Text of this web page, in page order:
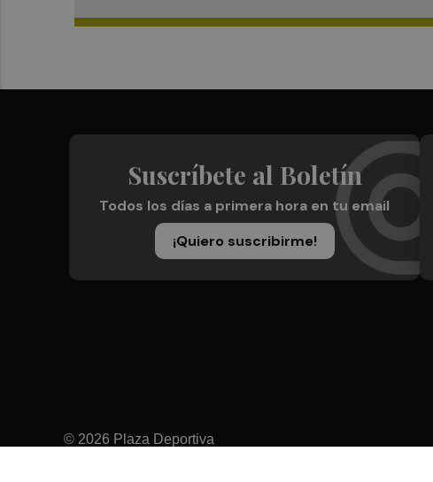
Suscríbete al Boletín
Todos los días a primera hora en tu email
¡Quiero suscribirme!
© 2026 Plaza Deportiva